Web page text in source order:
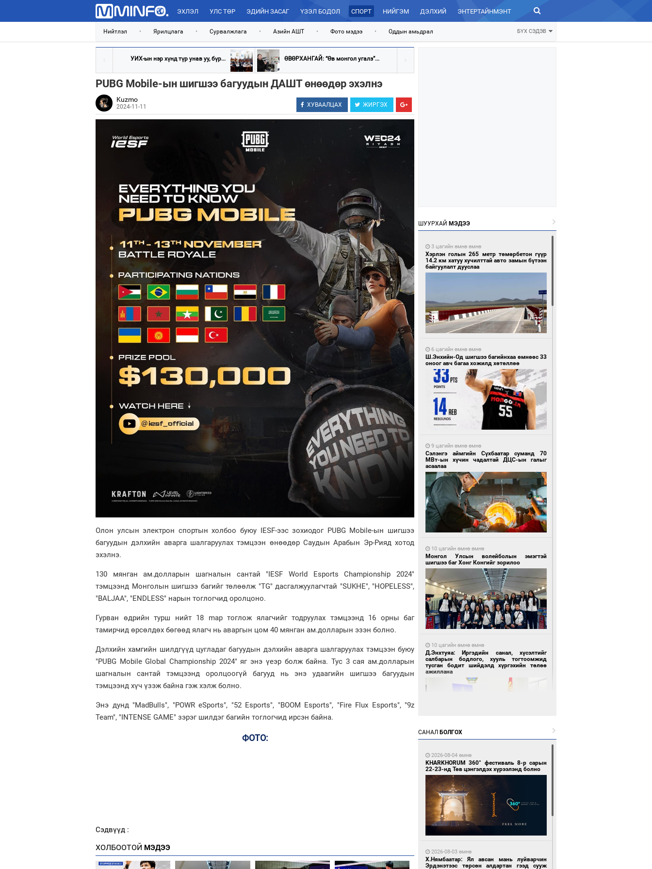
ЭХЛЭЛ УЛС ТӨР ЭДИЙН ЗАСАГ ҮЗЭЛ БОДОЛ СПОРТ НИЙГЭМ ДЭЛХИЙ ЭНТЕРТАЙНМЭНТ ЗУРХАЙ
Нийтлэл • Ярилцлага • Сурвалжлага • Азийн АШТ • Фото мэдээ • Оддын амьдрал БҮХ СЭДЭВ
УИХ-ын нэр хүнд түр унав уу, бүр... ӨВӨРХАНГАЙ: “Өв монгол угалз”...
PUBG Mobile-ын шигшээ багуудын ДАШТ өнөөдөр эхэлнэ
Kuzmo
2024-11-11 ХУВААЛЦАХ ЖИРГЭХ
Олон улсын электрон спортын холбоо буюу IESF-ээс зохиодог PUBG Mobile-ын шигшээ
багуудын дэлхийн аварга шалгаруулах тэмцээн өнөөдөр Саудын Арабын Эр-Рияд хотод
эхэлнэ.
130 мянган ам.долларын шагналын сантай "IESF World Esports Championship 2024"
тэмцээнд Монголын шигшээ багийг төлөөлж "TG" дасгалжуулагчтай "SUKHE", "HOPELESS",
"BALJAA", "ENDLESS" нарын тоглогчид оролцоно.
Гурван өдрийн турш нийт 18 map тоглож ялагчийг тодруулах тэмцээнд 16 орны баг
тамирчид өрсөлдөх бөгөөд ялагч нь аваргын цом 40 мянган ам.долларын эзэн болно.
Дэлхийн хамгийн шилдгүүд цугладаг багуудын дэлхийн аварга шалгаруулах тэмцээн буюу
"PUBG Mobile Global Championship 2024" яг энэ үеэр болж байна. Тус 3 сая ам.долларын
шагналын сантай тэмцээнд оролцоогүй багууд нь энэ удаагийн шигшээ багуудын
тэмцээнд хүч үзэж байна гэж хэлж болно.
Энэ дунд "MadBulls", "POWR eSports", "52 Esports", "BOOM Esports", "Fire Flux Esports", "9z
Team", "INTENSE GAME" зэрэг шилдэг багийн тоглогчид ирсэн байна.
ФОТО:
Сэдвүүд :
ХОЛБООТОЙ МЭДЭЭ
ШУУРХАЙ МЭДЭЭ
3 цагийн өмнө өмнө
Хэрлэн голын 265 метр төмөрбетон гүүр
14.2 км хатуу хучилттай авто замын бүтээн
байгуулалт дууслаа
6 цагийн өмнө өмнө
Ш.Энхийн-Од шигшээ багийнхаа өмнөөс 33
оноог авч багаа хожилд хөтөллөө
9 цагийн өмнө өмнө
Сэлэнгэ аймгийн Сүхбаатар суманд 70
МВт-ын хүчин чадалтай ДЦС-ын галыг
асаалаа
10 цагийн өмнө өмнө
Монгол Улсын волейболын эмэгтэй
шигшээ баг Хонг Конгийг зорилоо
10 цагийн өмнө өмнө
Д.Энхтуяа: Иргэдийн санал, хүсэлтийг
салбарын бодлого, хууль тогтоомжид
тусган бодит шийдэлд хүргэхийн төлөө
ажиллана
10 цагийн өмнө өмнө
Үс засуулвал жаргал үргэлжид ирнэ
Бороо орно, өдөртөө 24-26 хэм дулаан
байна
САНАЛ БОЛГОХ
2026-08-04 өмнө
KHARKHORUM 360° фестиваль 8-р сарын
22-23-нд Төв цэнгэлдэх хүрээлэнд болно
2026-08-03 өмнө
Х.Нямбаатар: Ял авсан мань луйварчин
Эрдэнэтээс төрсөн алдартан гээд сууж